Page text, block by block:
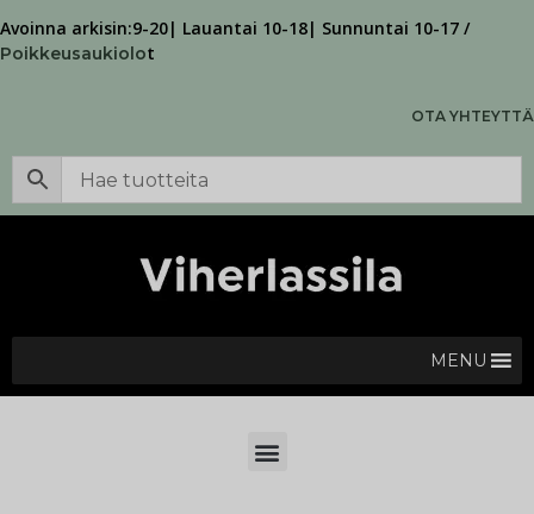
Avoinna arkisin:9-20| Lauantai 10-18| Sunnuntai 10-17 /
Poikkeusaukiolot
OTA YHTEYTTÄ
MENU